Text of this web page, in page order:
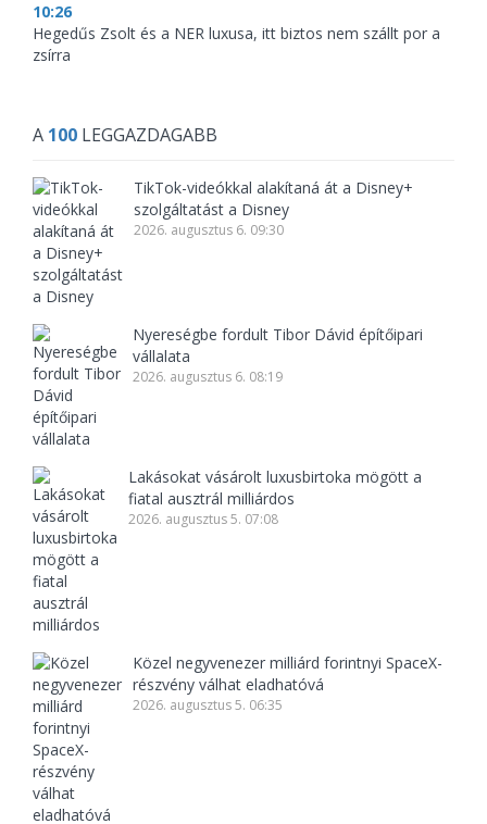
10:26
Hegedűs Zsolt és a NER luxusa, itt biztos nem szállt por a
zsírra
A 100 LEGGAZDAGABB
TikTok-videókkal alakítaná át a Disney+
szolgáltatást a Disney
2026. augusztus 6. 09:30
Nyereségbe fordult Tibor Dávid építőipari
vállalata
2026. augusztus 6. 08:19
Lakásokat vásárolt luxusbirtoka mögött a
fiatal ausztrál milliárdos
2026. augusztus 5. 07:08
Közel negyvenezer milliárd forintnyi SpaceX-
részvény válhat eladhatóvá
2026. augusztus 5. 06:35